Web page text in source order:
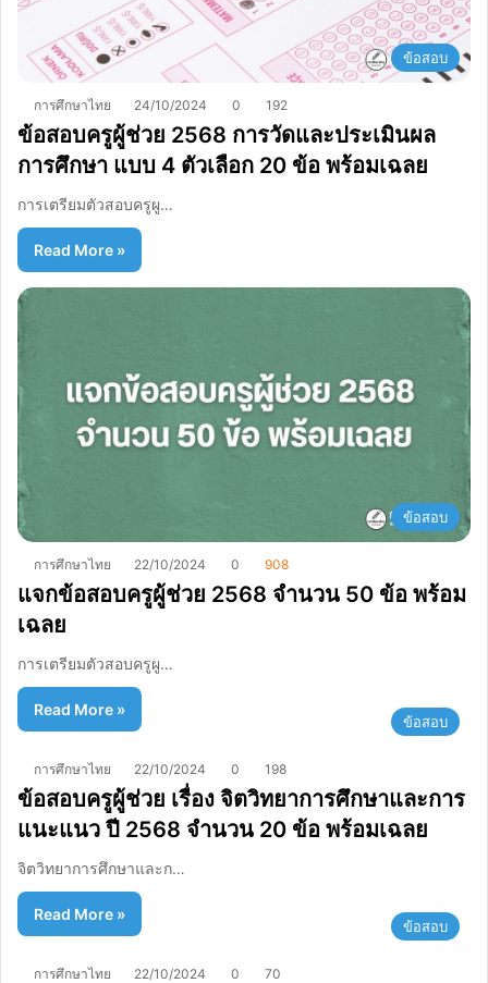
ข้อสอบ
การศึกษาไทย 24/10/2024 0 192
ข้อสอบครูผู้ช่วย 2568 การวัดและประเมินผล
การศึกษา แบบ 4 ตัวเลือก 20 ข้อ พร้อมเฉลย
การเตรียมตัวสอบครูผู…
Read More »
ข้อสอบ
การศึกษาไทย 22/10/2024 0 908
แจกข้อสอบครูผู้ช่วย 2568 จำนวน 50 ข้อ พร้อม
เฉลย
การเตรียมตัวสอบครูผู…
Read More »
ข้อสอบ
การศึกษาไทย 22/10/2024 0 198
ข้อสอบครูผู้ช่วย เรื่อง จิตวิทยาการศึกษาและการ
แนะแนว ปี 2568 จำนวน 20 ข้อ พร้อมเฉลย
จิตวิทยาการศึกษาและก…
Read More »
ข้อสอบ
การศึกษาไทย 22/10/2024 0 70